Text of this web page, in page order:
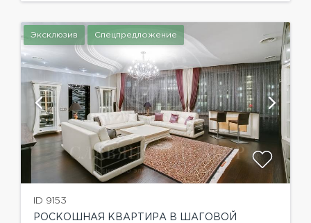
Эксклюзив Спецпредложение
ID 9153
РОСКОШНАЯ КВАРТИРА В ШАГОВОЙ